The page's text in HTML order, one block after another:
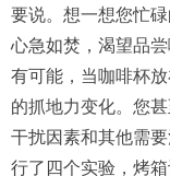
要说。想一想您忙
心急如焚，渴望品
有可能，当咖啡杯
的抓地力变化。您
干扰因素和其他需
行了四个实验，烤